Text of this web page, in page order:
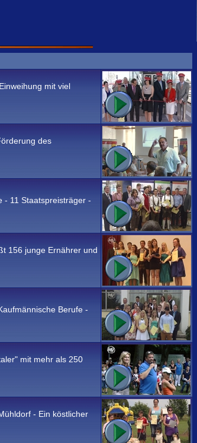
mit viel
des
- 11 Staatspreisträger -
156 junge Ernährer und
Berufe -
mit mehr als 250
- Ein köstlicher